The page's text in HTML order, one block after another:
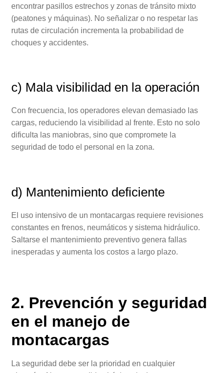
encontrar pasillos estrechos y zonas de tránsito mixto
(peatones y máquinas). No señalizar o no respetar las
rutas de circulación incrementa la probabilidad de
choques y accidentes.
c) Mala visibilidad en la operación
Con frecuencia, los operadores elevan demasiado las
cargas, reduciendo la visibilidad al frente. Esto no solo
dificulta las maniobras, sino que compromete la
seguridad de todo el personal en la zona.
d) Mantenimiento deficiente
El uso intensivo de un montacargas requiere revisiones
constantes en frenos, neumáticos y sistema hidráulico.
Saltarse el mantenimiento preventivo genera fallas
inesperadas y aumenta los costos a largo plazo.
2. Prevención y seguridad
en el manejo de
montacargas
La seguridad debe ser la prioridad en cualquier